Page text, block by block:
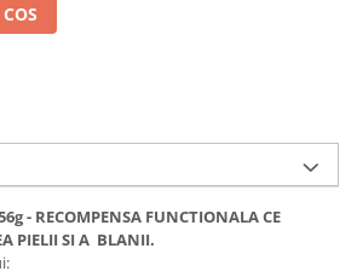
- RECOMPENSA FUNCTIONALA CE
PIELII SI A BLANII.